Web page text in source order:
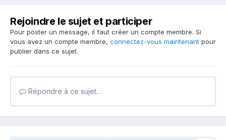
Rejoindre le sujet et participer
Pour poster un message, il faut créer un compte membre. Si
vous avez un compte membre, connectez-vous maintenant pour
publier dans ce sujet.
Répondre à ce sujet…